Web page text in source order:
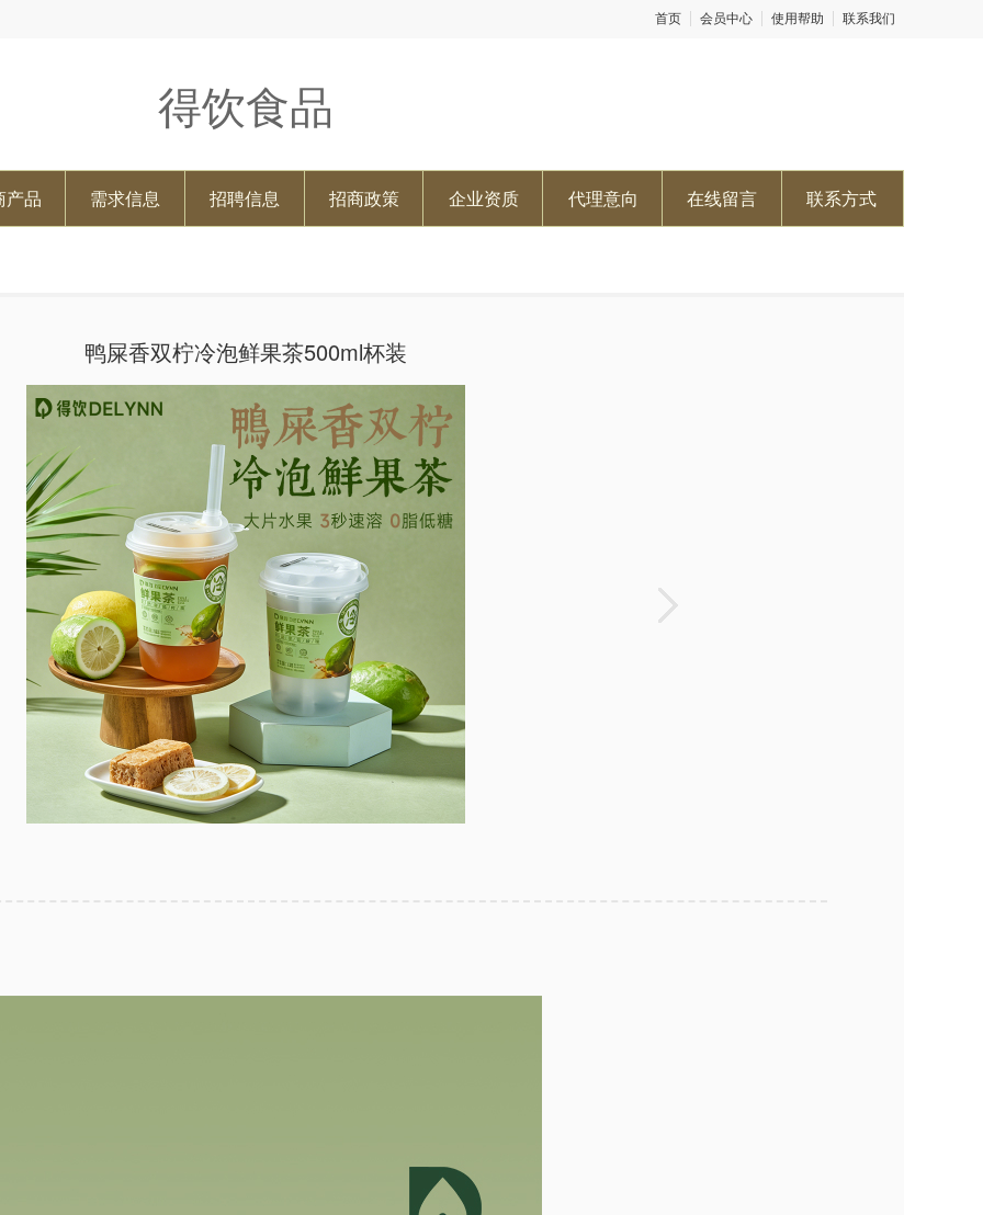
首页 会员中心 使用帮助 联系我们
得饮食品
产品 需求信息 招聘信息 招商政策 企业资质 代理意向 在线留言 联系方式
鸭屎香双柠冷泡鲜果茶500ml杯装